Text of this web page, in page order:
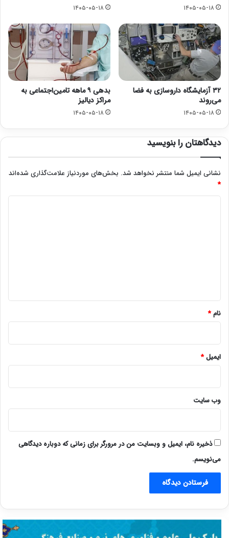
۱۴۰۵-۰۵-۱۸ ۱۴۰۵-۰۵-۱۸
۳۲ آزمایشگاه داروسازی به فضا
می‌روند
۱۴۰۵-۰۵-۱۸
بدهی ۹ ماهه تامین‌اجتماعی به
مراکز دیالیز
۱۴۰۵-۰۵-۱۸
دیدگاهتان را بنویسید
نشانی ایمیل شما منتشر نخواهد شد. بخش‌های موردنیاز علامت‌گذاری شده‌اند
*
نام*
ایمیل*
وب‌ سایت
ذخیره نام، ایمیل و وبسایت من در مرورگر برای زمانی که دوباره دیدگاهی
می‌نویسم.